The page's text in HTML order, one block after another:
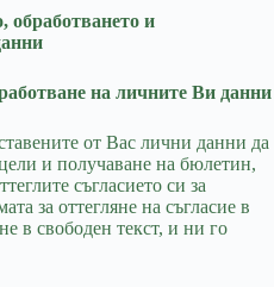
обработването и
на личните Ви данни
от Вас лични данни да
и получаване на бюлетин,
съгласието си за
за оттегляне на съгласие в
в свободен текст, и ни го